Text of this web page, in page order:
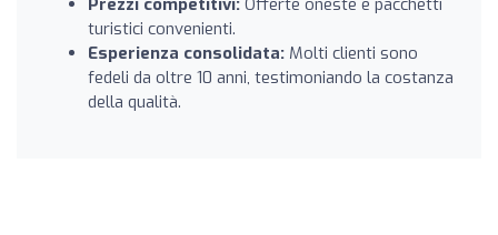
turistici convenienti.
Esperienza consolidata: Molti clienti sono
fedeli da oltre 10 anni, testimoniando la costanza
della qualità.